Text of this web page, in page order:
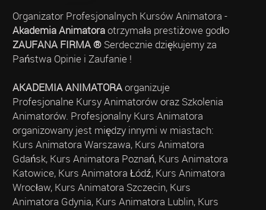
Organizator Profesjonalnych Kursów Animatora -
Akademia Animatoraotrzymała prestiżowe godło
ZAUFANA FIRMA ®Serdecznie dziękujemy za
Państwa Opinie i Zaufanie !
AKADEMIA ANIMATORAorganizuje
Profesjonalne Kursy Animatorów oraz Szkolenia
Animatorów. Profesjonalny Kurs Animatora
organizowany jest między innymi w miastach:
Kurs Animatora Warszawa, Kurs Animatora
Gdańsk, Kurs Animatora Poznań, Kurs Animatora
Katowice, Kurs Animatora Łódź, Kurs Animatora
Wrocław, Kurs Animatora Szczecin, Kurs
Animatora Gdynia, Kurs Animatora Lublin, Kurs